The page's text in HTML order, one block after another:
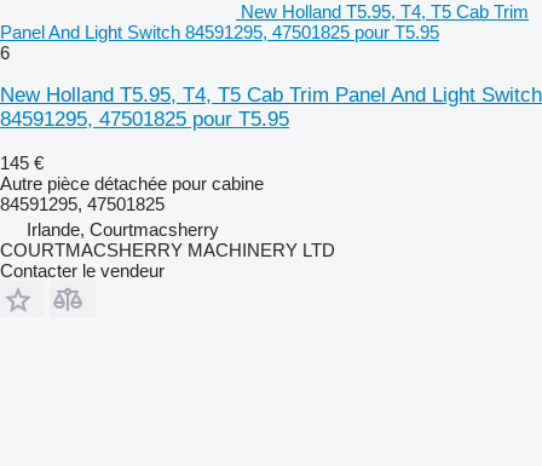
New Holland T5.95, T4, T5 Cab Trim
Panel And Light Switch 84591295, 47501825 pour T5.95
6
New Holland T5.95, T4, T5 Cab Trim Panel And Light Switch
84591295, 47501825 pour T5.95
145 €
Autre pièce détachée pour cabine
84591295, 47501825
Irlande, Courtmacsherry
COURTMACSHERRY MACHINERY LTD
Contacter le vendeur